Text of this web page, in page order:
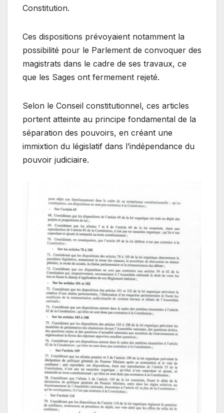
Constitution.
Ces dispositions prévoyaient notamment la
possibilité pour le Parlement de convoquer des
magistrats dans le cadre de ses travaux, ce
que les Sages ont fermement rejeté.
Selon le Conseil constitutionnel, ces articles
portent atteinte au principe fondamental de la
séparation des pouvoirs, en créant une
immixtion du législatif dans l’indépendance du
pouvoir judiciaire.